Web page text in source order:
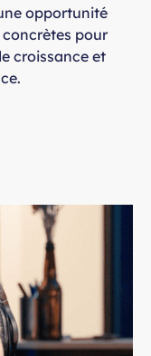
opportunité
pour
croissance et